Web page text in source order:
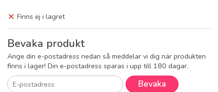
Finns ej i lagret
Bevaka produkt
Ange din e-postadress nedan så meddelar vi dig när produkten
finns i lager! Din e-postadress sparas i upp till 180 dagar.
Bevaka